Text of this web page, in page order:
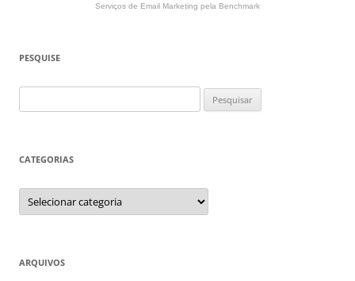
Serviços de Email Marketing pela Benchmark
PESQUISE
por:
CATEGORIAS
Categorias
ARQUIVOS